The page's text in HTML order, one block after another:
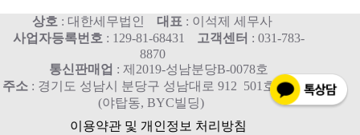
상호 : 대한세무법인 대표 : 이석제 세무사
사업자등록번호 : 129-81-68431 고객센터 : 031-783-
8870
통신판매업 : 제2019-성남분당B-0078호
주소 : 경기도 성남시 분당구 성남대로 912 501호, 515호
(야탑동, BYC빌딩)
이용약관 및 개인정보 처리방침